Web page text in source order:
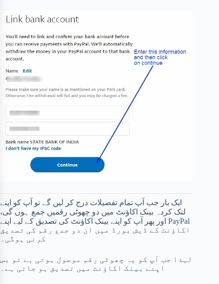
ایک بار جب آپ تمام تفصیلات درج کر لیں گے تو آپ کو اپنے
لنک کردہ بینک اکاؤنٹ میں دو چھوٹی رقمیں جمع ہوں گی،
اور پھر آپ کو اپنے بینک اکاؤنٹ کی تصدیق کے لیے اپنے PayPal
اکاؤنٹ کے ڈیش بورڈ میں ان دو جمع رقم کی تصدیق
کرنی ہوگی۔
لہذا جب آپ کو یہ چھوٹی رقم موصول ہوتی ہے تو بس
اپنے بینک اکاؤنٹ میں تصدیق ہو جاتی ہے۔